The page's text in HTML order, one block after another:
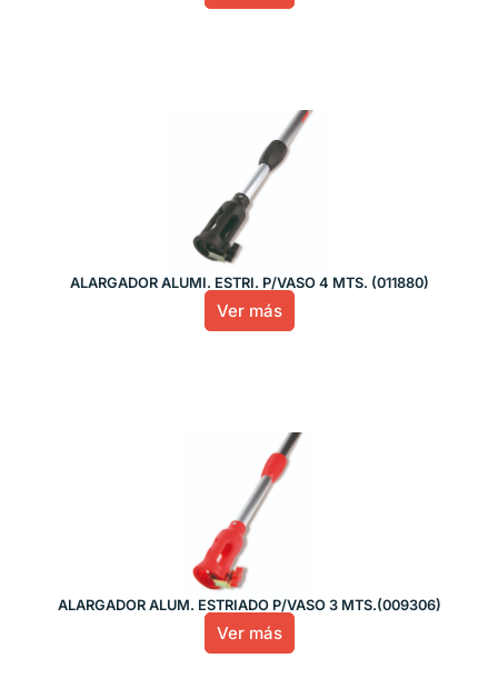
ALARGADOR ALUMI. ESTRI. P/VASO 4 MTS. (011880)
Ver más
ALARGADOR ALUM. ESTRIADO P/VASO 3 MTS.(009306)
Ver más